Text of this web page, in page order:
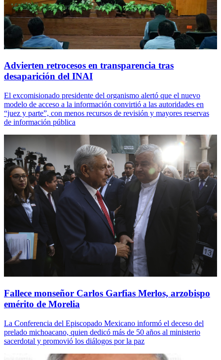
Advierten retrocesos en transparencia tras
desaparición del INAI
El excomisionado presidente del organismo alertó que el nuevo
modelo de acceso a la información convirtió a las autoridades en
“juez y parte”, con menos recursos de revisión y mayores reservas
de información pública
Fallece monseñor Carlos Garfias Merlos, arzobispo
emérito de Morelia
La Conferencia del Episcopado Mexicano informó el deceso del
prelado michoacano, quien dedicó más de 50 años al ministerio
sacerdotal y promovió los diálogos por la paz